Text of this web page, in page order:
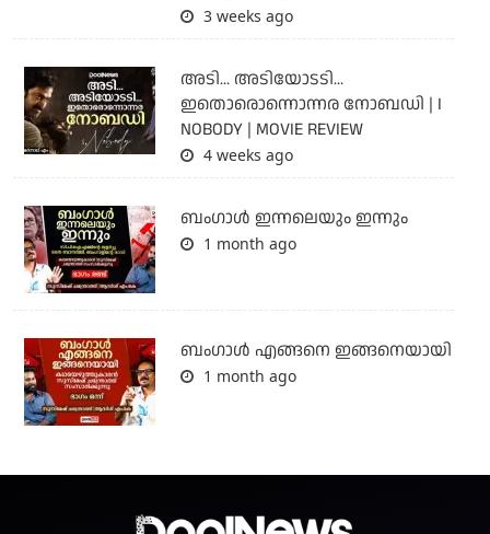
3 weeks ago
അടി... അടിയോടടി...
ഇതൊരൊന്നൊന്നര നോബഡി | I
NOBODY | MOVIE REVIEW
4 weeks ago
ബംഗാള്‍ ഇന്നലെയും ഇന്നും
1 month ago
ബം​ഗാൾ എങ്ങനെ ഇങ്ങനെയായി
1 month ago